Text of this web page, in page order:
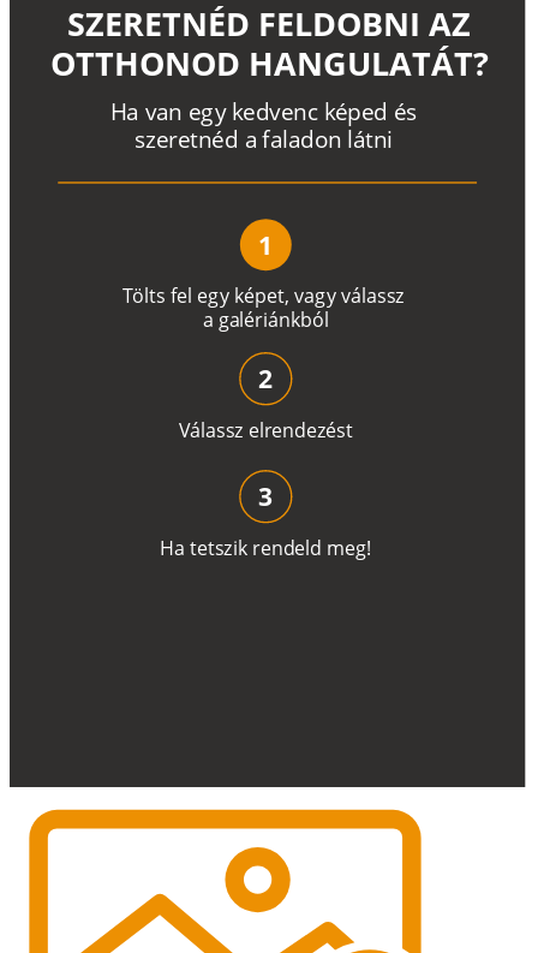
Tölts fel egy képet, vagyválassz
a galériánkból
Ha van egy kedvenc képed és
szeretnéd a faladon látni
SZERETNÉD FELDOBNI AZ
OTTHONOD HANGULATÁT?
1
Válassz elrendezést
2
Ha tetszik rendeld meg!
3